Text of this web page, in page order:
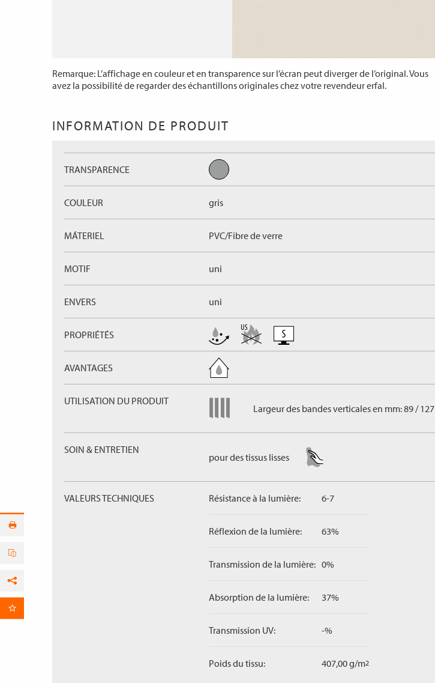
Remarque: L’affichage en couleur et en transparence sur l’écran peut diverger de l’original. Vous
avez la possibilité de regarder des échantillons originales chez votre revendeur erfal.
INFORMATION DE PRODUIT
TRANSPARENCE
COULEUR gris
MÁTERIEL PVC/Fibre de verre
MOTIF uni
ENVERS uni
PROPRIÉTÉS
AVANTAGES
UTILISATION DU PRODUIT
Largeur des bandes verticales en mm: 89 / 127
SOIN & ENTRETIEN
pour des tissus lisses
VALEURS TECHNIQUES Résistance à la lumière: 6-7
Réflexion de la lumière: 63%
Transmission de la lumière: 0%
Absorption de la lumière: 37%
Transmission UV: -%
Poids du tissu: 407,00 g/m2